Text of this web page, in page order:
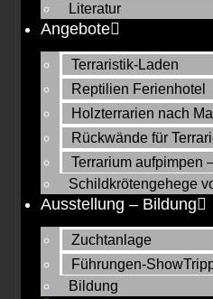
Literatur
Angebote
Terraristik-Laden
Reptilien Ferienhotel
Holzterrarien nach
Rückwände für
Terrarium aufpimpen
Schildkrötengehege
Ausstellung – Bildung
Zuchtanlage
Führungen-
Bildung